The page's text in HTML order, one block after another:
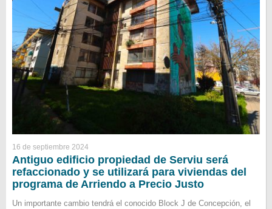
16 de septiembre 2024
Antiguo edificio propiedad de Serviu será
refaccionado y se utilizará para viviendas del
programa de Arriendo a Precio Justo
Un importante cambio tendrá el conocido Block J de Concepción, el